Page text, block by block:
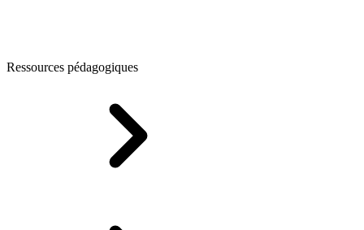
Ressources pédagogiques